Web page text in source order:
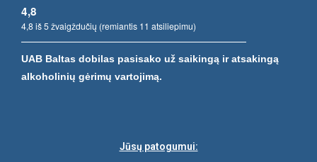
4,8
4,8 iš 5 žvaigždučių (remiantis 11 atsiliepimu)
UAB Baltas dobilas pasisako už saikingą ir atsakingą
alkoholinių gėrimų vartojimą.
Jūsų patogumui: